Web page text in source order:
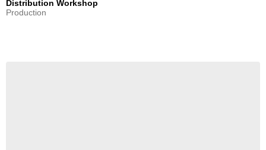
Distribution Workshop
Production